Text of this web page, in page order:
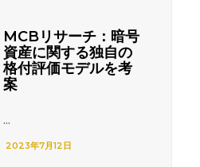
MCBリサーチ：暗号
資産に関する独自の
格付評価モデルを考
案
...
2023年7月12日